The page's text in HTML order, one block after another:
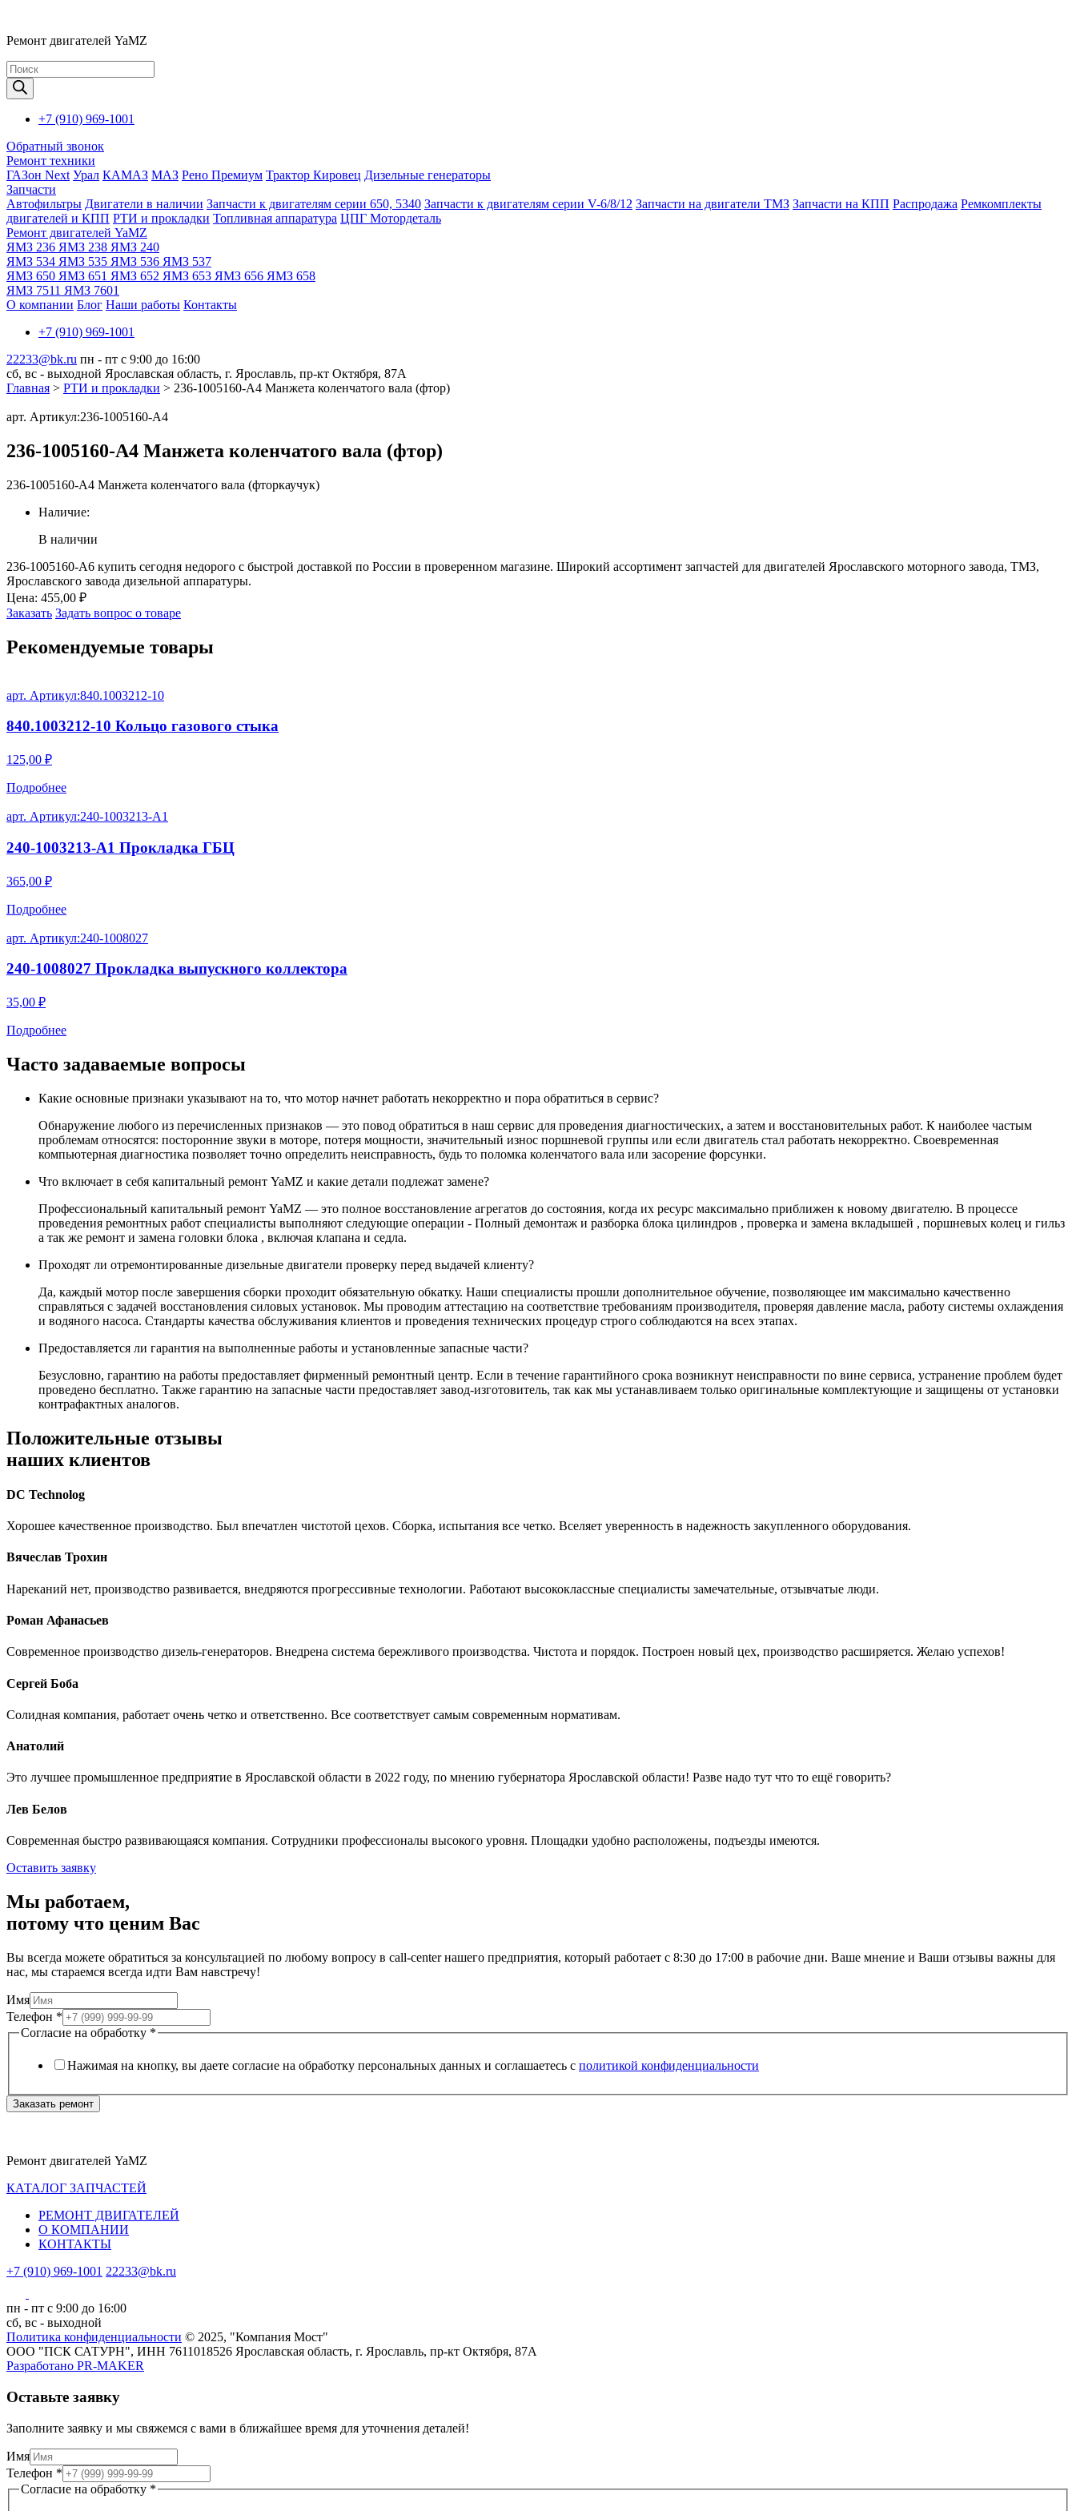
Ремонт двигателей YaMZ
Поиск
товаров
+7 (910) 969-1001
Обратный звонок
Ремонт техники
ГАЗон Next Урал КАМАЗ МАЗ Рено Премиум Трактор Кировец Дизельные генераторы
Запчасти
Автофильтры Двигатели в наличии Запчасти к двигателям серии 650, 5340 Запчасти к двигателям серии V-6/8/12 Запчасти на двигатели ТМЗ Запчасти на КПП Распродажа Ремкомплекты
двигателей и КПП РТИ и прокладки Топливная аппаратура ЦПГ Мотордеталь
Ремонт двигателей YaMZ
ЯМЗ 236 ЯМЗ 238 ЯМЗ 240
ЯМЗ 534 ЯМЗ 535 ЯМЗ 536 ЯМЗ 537
ЯМЗ 650 ЯМЗ 651 ЯМЗ 652 ЯМЗ 653 ЯМЗ 656 ЯМЗ 658
ЯМЗ 7511 ЯМЗ 7601
О компании Блог Наши работы Контакты
+7 (910) 969-1001
22233@bk.ru пн - пт с 9:00 до 16:00
сб, вс - выходной Ярославская область, г. Ярославль, пр-кт Октября, 87А
Главная > РТИ и прокладки > 236-1005160-А4 Манжета коленчатого вала (фтор)
арт. Артикул:236-1005160-А4
236-1005160-А4 Манжета коленчатого вала (фтор)
236-1005160-А4 Манжета коленчатого вала (фторкаучук)
Наличие:
В наличии
236-1005160-А6 купить сегодня недорого с быстрой доставкой по России в проверенном магазине. Широкий ассортимент запчастей для двигателей Ярославского моторного завода, ТМЗ,
Ярославского завода дизельной аппаратуры.
Цена: 455,00 ₽
Заказать Задать вопрос о товаре
Рекомендуемые товары
арт. Артикул:840.1003212-10
840.1003212-10 Кольцо газового стыка
125,00 ₽
Подробнее
арт. Артикул:240-1003213-А1
240-1003213-А1 Прокладка ГБЦ
365,00 ₽
Подробнее
арт. Артикул:240-1008027
240-1008027 Прокладка выпускного коллектора
35,00 ₽
Подробнее
Часто задаваемые вопросы
Какие основные признаки указывают на то, что мотор начнет работать некорректно и пора обратиться в сервис?
Обнаружение любого из перечисленных признаков — это повод обратиться в наш сервис для проведения диагностических, а затем и восстановительных работ. К наиболее частым
проблемам относятся: посторонние звуки в моторе, потеря мощности, значительный износ поршневой группы или если двигатель стал работать некорректно. Своевременная
компьютерная диагностика позволяет точно определить неисправность, будь то поломка коленчатого вала или засорение форсунки.
Что включает в себя капитальный ремонт YaMZ и какие детали подлежат замене?
Профессиональный капитальный ремонт YaMZ — это полное восстановление агрегатов до состояния, когда их ресурс максимально приближен к новому двигателю. В процессе
проведения ремонтных работ специалисты выполняют следующие операции - Полный демонтаж и разборка блока цилиндров , проверка и замена вкладышей , поршневых колец и гильз
а так же ремонт и замена головки блока , включая клапана и седла.
Проходят ли отремонтированные дизельные двигатели проверку перед выдачей клиенту?
Да, каждый мотор после завершения сборки проходит обязательную обкатку. Наши специалисты прошли дополнительное обучение, позволяющее им максимально качественно
справляться с задачей восстановления силовых установок. Мы проводим аттестацию на соответствие требованиям производителя, проверяя давление масла, работу системы охлаждения
и водяного насоса. Стандарты качества обслуживания клиентов и проведения технических процедур строго соблюдаются на всех этапах.
Предоставляется ли гарантия на выполненные работы и установленные запасные части?
Безусловно, гарантию на работы предоставляет фирменный ремонтный центр. Если в течение гарантийного срока возникнут неисправности по вине сервиса, устранение проблем будет
проведено бесплатно. Также гарантию на запасные части предоставляет завод-изготовитель, так как мы устанавливаем только оригинальные комплектующие и защищены от установки
контрафактных аналогов.
Положительные отзывы
наших клиентов
DC Technolog
Хорошее качественное производство. Был впечатлен чистотой цехов. Сборка, испытания все четко. Вселяет уверенность в надежность закупленного оборудования.
Вячеслав Трохин
Нареканий нет, производство развивается, внедряются прогрессивные технологии. Работают высококлассные специалисты замечательные, отзывчатые люди.
Роман Афанасьев
Современное производство дизель-генераторов. Внедрена система бережливого производства. Чистота и порядок. Построен новый цех, производство расширяется. Желаю успехов!
Сергей Боба
Солидная компания, работает очень четко и ответственно. Все соответствует самым современным нормативам.
Анатолий
Это лучшее промышленное предприятие в Ярославской области в 2022 году, по мнению губернатора Ярославской области! Разве надо тут что то ещё говорить?
Лев Белов
Современная быстро развивающаяся компания. Сотрудники профессионалы высокого уровня. Площадки удобно расположены, подъезды имеются.
Оставить заявку
Мы работаем,
потому что ценим Вас
Вы всегда можете обратиться за консультацией по любому вопросу в call-center нашего предприятия, который работает c 8:30 до 17:00 в рабочие дни. Ваше мнение и Ваши отзывы важны для
нас, мы стараемся всегда идти Вам навстречу!
Имя
Телефон *
Согласие на обработку *
Нажимая на кнопку, вы даете согласие на обработку персональных данных и соглашаетесь c политикой конфиденциальности
Заказать ремонт
Ремонт двигателей YaMZ
КАТАЛОГ ЗАПЧАСТЕЙ
РЕМОНТ ДВИГАТЕЛЕЙ
О КОМПАНИИ
КОНТАКТЫ
+7 (910) 969-1001 22233@bk.ru
пн - пт с 9:00 до 16:00
сб, вс - выходной
Политика конфиденциальности © 2025, "Компания Мост"
ООО "ПСК САТУРН", ИНН 7611018526 Ярославская область, г. Ярославль, пр-кт Октября, 87А
Разработано PR-MAKER
Оставьте заявку
Заполните заявку и мы свяжемся с вами в ближайшее время для уточнения деталей!
Имя
Телефон *
обработку
Согласие на обработку *